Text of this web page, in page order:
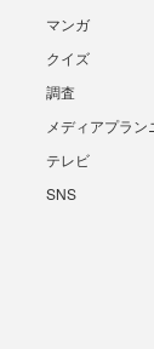
マンガ
クイズ
調査
メディアプラン
テレビ
SNS